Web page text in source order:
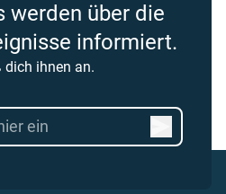
werden über die
informiert.
dich ihnen an.